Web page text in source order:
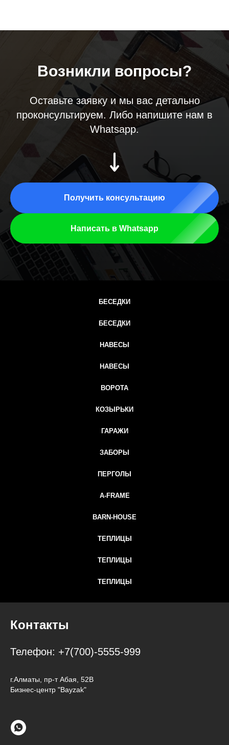
Возникли вопросы?
Оставьте заявку и мы вас детально
проконсультируем. Либо напишите нам в
Whatsapp.
Получить консультацию
Написать в Whatsapp
БЕСЕДКИ
БЕСЕДКИ
НАВЕСЫ
НАВЕСЫ
ВОРОТА
КОЗЫРЬКИ
ГАРАЖИ
ЗАБОРЫ
ПЕРГОЛЫ
A-FRAME
BARN-HOUSE
ТЕПЛИЦЫ
ТЕПЛИЦЫ
ТЕПЛИЦЫ
Контакты
Телефон: +7(700)-5555-999
г.Алматы, пр-т Абая, 52В
Бизнес-центр "Bayzak"